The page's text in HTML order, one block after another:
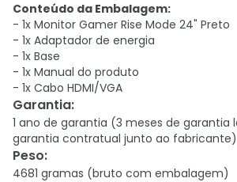
Conteúdo da Embalagem:
- 1x Monitor Gamer Rise Mode 24" Preto
- 1x Adaptador de energia
- 1x Base
- 1x Manual do produto
- 1x Cabo HDMI/VGA
Garantia:
1 ano de garantia (3 meses de garantia
garantia contratual junto ao fabricante)
Peso:
4681 gramas (bruto com embalagem)